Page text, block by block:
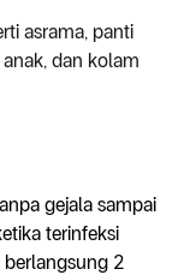
asrama, panti
dan kolam
gejala sampai
terinfeksi
berlangsung 2